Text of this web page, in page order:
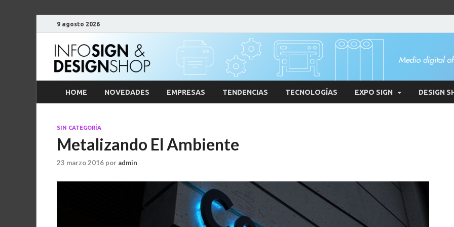
9 agosto 2026
HOME NOVEDADES EMPRESAS TENDENCIAS TECNOLOGÍAS EXPO SIGN DESIGN
SIN CATEGORÍA
Metalizando El Ambiente
23 marzo 2016 por admin